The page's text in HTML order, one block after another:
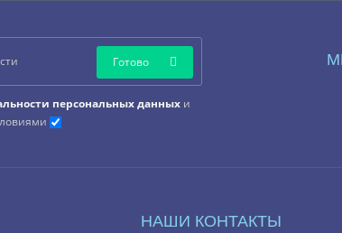
персональных данныхи
Готово
НАШИ КОНТАКТЫ